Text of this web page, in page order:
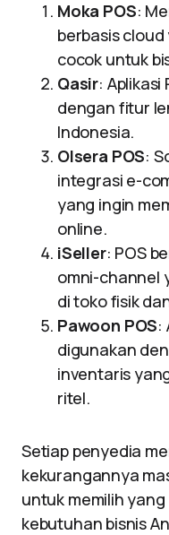
Moka POS:
berbasis
cocok untuk
Qasir:
dengan fitur
Indonesia.
Olsera POS:
integrasi e-
yang ingin
online.
iSeller: POS
omni-channel
di toko fisik
Pawoon POS:
digunakan
inventaris
ritel.
Setiap penyedia
kekurangannya
untuk memilih
kebutuhan bisnis